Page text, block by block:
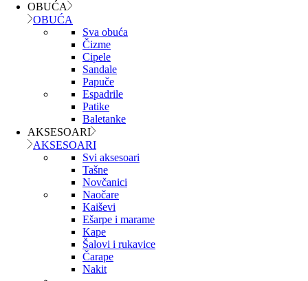
OBUĆA
OBUĆA
Sva obuća
Čizme
Cipele
Sandale
Papuče
Espadrile
Patike
Baletanke
AKSESOARI
AKSESOARI
Svi aksesoari
Tašne
Novčanici
Naočare
Kaiševi
Ešarpe i marame
Kape
Šalovi i rukavice
Čarape
Nakit